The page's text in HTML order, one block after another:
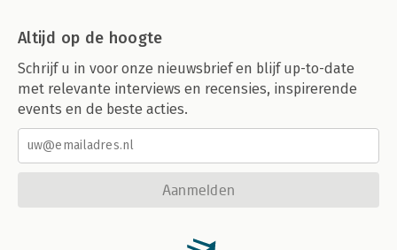
Altijd op de hoogte
Schrijf u in voor onze nieuwsbrief en blijf up-to-date
met relevante interviews en recensies, inspirerende
events en de beste acties.
Aanmelden